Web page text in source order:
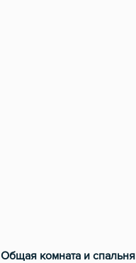
Общая комната и спальня